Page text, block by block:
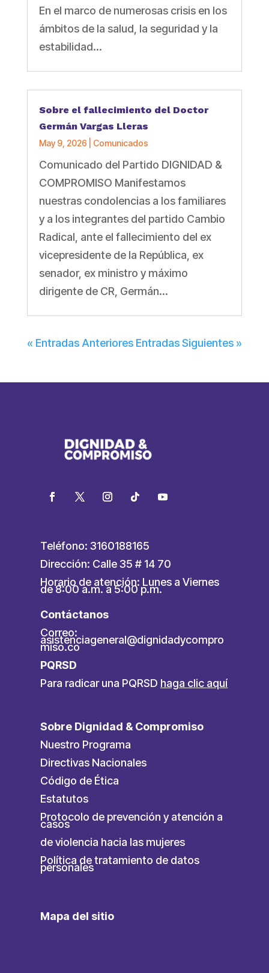
En el marco de numerosas crisis en los
ámbitos de la salud, la seguridad y la
estabilidad...
Sobre el fallecimiento del Doctor
Germán Vargas Lleras
May 9, 2026 Comunicados
Comunicado del Partido DIGNIDAD &
COMPROMISO Manifestamos
nuestras condolencias a los familiares
y a los integrantes del partido Cambio
Radical, ante el fallecimiento del ex
vicepresidente de la República, ex
senador, ex ministro y máximo
dirigente de CR, Germán...
« Entradas Anteriores Entradas Siguientes »
Teléfono: 3160188165
Dirección: Calle 35 # 14 70
Horario de atención: Lunes a Viernes
de 8:00 a.m. a 5:00 p.m.
Contáctanos
Correo:
asistenciageneral@dignidadycompro
miso.co
PQRSD
Para radicar una PQRSD haga clic aquí
Sobre Dignidad & Compromiso
Nuestro Programa
Directivas Nacionales
Código de Ética
Estatutos
Protocolo de prevención y atención a
casos
de violencia hacia las mujeres
Política de tratamiento de datos
personales
Mapa del sitio